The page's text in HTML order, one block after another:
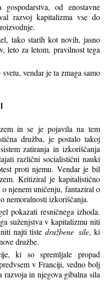
od enostavne
razvoj kapitalizma vse do
tako starih kot novih, jasno
leto za letom, pravilnost tega
vendar je ta zmaga samo
in se je pojavila na tem
družba, je postalo takoj
zatiranja in izkoriščanja
različni socialistični nauki
proti njemu. Vendar je bil
Kritiziral je kapitalistično
njenem uničenju, fantaziral o
nemoralnosti izkoriščanja.
pokazati resničnega izhoda.
suženjstva v kapitalizmu niti
niti najti tistedružbene sile, ki
družbe.
ki so spremljale propad
v Franciji, vedno bolj
in njegova gibalna sila